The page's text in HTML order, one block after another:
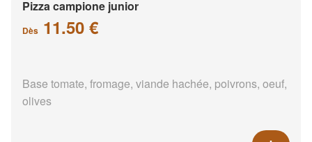
Pizza campione junior
Dès 11.50 €
Base tomate, fromage, viande hachée, poivrons, oeuf,
olives